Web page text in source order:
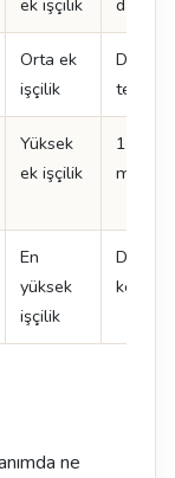
ek işçilik
Orta ek
işçilik
Doğal
tercih
Yüksek
ek işçilik
12
mm
En
yüksek
işçilik
Damar
ne